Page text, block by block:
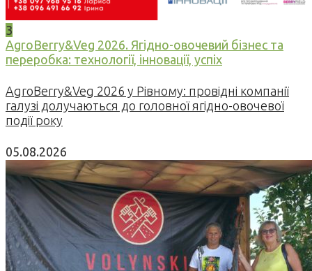
3
AgroBerry&Veg 2026. Ягідно-овочевий бізнес та
переробка: технології, інновації, успіх
AgroBerry&Veg 2026 у Рівному: провідні компанії
галузі долучаються до головної ягідно-овочевої
події року
05.08.2026